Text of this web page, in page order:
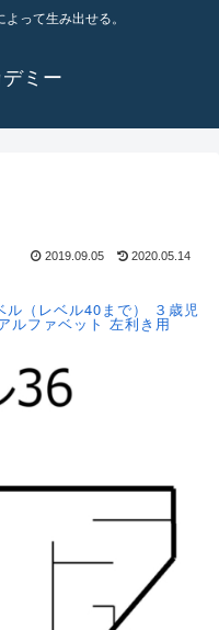
って生み出せる。
ミー
2019.09.05 2020.05.14
（レベル40まで） ３歳児
ルファベット 左利き用